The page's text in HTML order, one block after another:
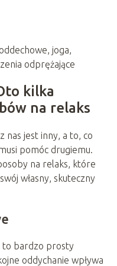
joga,
odprężające
kilka
na relaks
nas jest inny, a to, co
pomóc drugiemu.
na relaks, które
własny, skuteczny
to bardzo prosty
oddychanie wpływa